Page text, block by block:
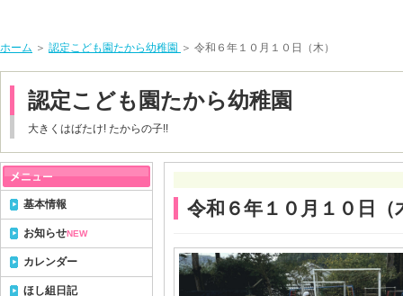
ホーム ＞ 認定こども園たから幼稚園 ＞ 令和６年１０月１０日（木）
認定こども園たから幼稚園
大きくはばたけ! たからの子!!
令和６年１０月１０日（
基本情報
お知らせNEW
カレンダー
ほし組日記